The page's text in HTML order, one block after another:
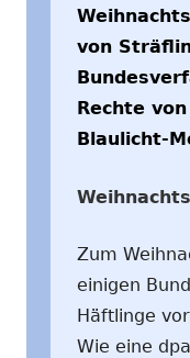
von
Rechte
Blaulicht-
Zum
einigen
Häftlinge
Wie eine